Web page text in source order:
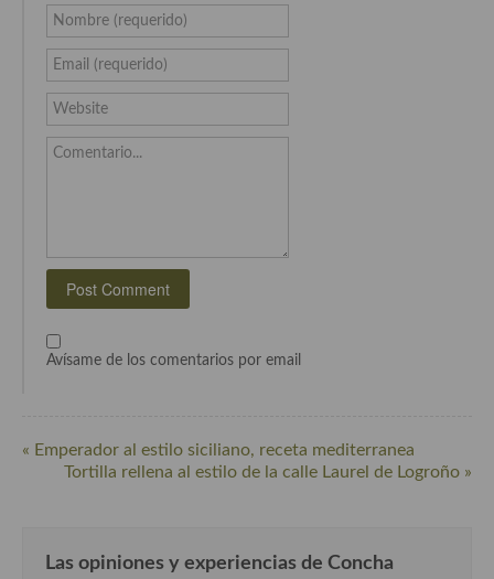
Cocina Castilla – La Mancha
Cocina Catalana
Cocina Extremeña
Cocina Murciana
Cocina Navarra
Cocina Riojana
Cocina Europea
Cocina Austriaca
Nombre (requerido)
Email (requerido)
Website
Comentario...
Avísame de los comentarios por email
« Emperador al estilo siciliano, receta mediterranea
Tortilla rellena al estilo de la calle Laurel de Logroño »
Las opiniones y experiencias de Concha